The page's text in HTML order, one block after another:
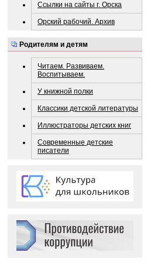
Ссылки на сайты г. Орска
Орский рабочий. Архив
Родителям и детям
Читаем. Развиваем.
Воспитываем.
У книжной полки
Классики детской литературы
Иллюстраторы детских книг
Современные детские
писатели